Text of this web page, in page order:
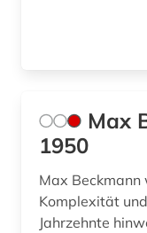
Max
1950
Max
Komplexität
Jahrzehnte